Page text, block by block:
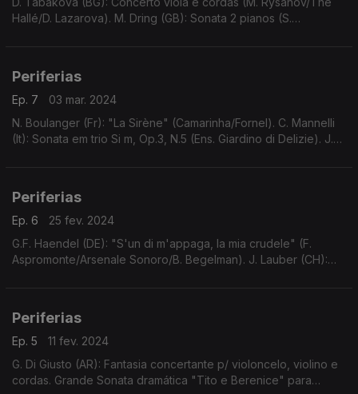
Hallé/D. Lazarova). M. Dring (GB): Sonata 2 pianos (S.
Periferias
Ep. 7
03 mar. 2024
N. Boulanger (Fr): "La Sirène" (Camarinha/Fornel). C. Mannelli
(It): Sonata em trio Si m, Op.3, N.5 (Ens. Giardino di Delizie). J.M.
Periferias
Ep. 6
25 fev. 2024
G.F. Haendel (DE): "S'un di m'appaga, la mia crudele" (F.
Aspromonte/Arsenale Sonoro/B. Begelman). J. Lauber (CH):
Periferias
Ep. 5
11 fev. 2024
G. Di Giusto (AR): Fantasia concertante p/ violoncelo, violino e
cordas. Grande Sonata dramática "Tito e Berenice" para